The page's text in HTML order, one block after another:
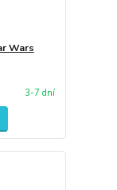
Wars
3-7 dní